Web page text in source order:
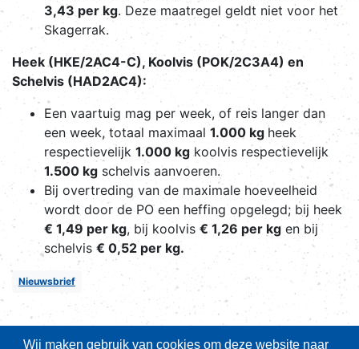
Wij maken gebruik van cookies om deze website naar
3,43 per kg. Deze maatregel geldt niet voor het
Skagerrak.
Heek (HKE/2AC4-C), Koolvis (POK/2C3A4) en
Schelvis (HAD2AC4):
Een vaartuig mag per week, of reis langer dan
een week, totaal maximaal 1.000 kg heek
respectievelijk 1.000 kg koolvis respectievelijk
1.500 kg schelvis aanvoeren.
Bij overtreding van de maximale hoeveelheid
wordt door de PO een heffing opgelegd; bij heek
€ 1,49 per kg, bij koolvis € 1,26 per kg en bij
schelvis € 0,52 per kg.
Nieuwsbrief